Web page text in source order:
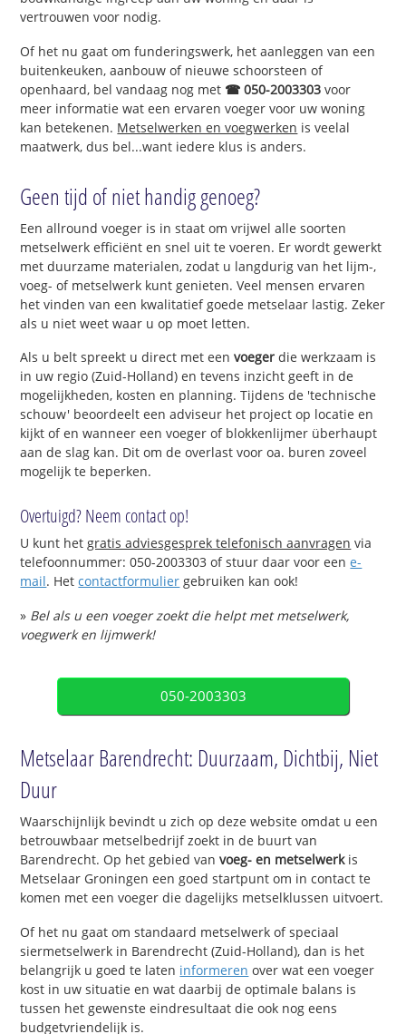
vertrouwen voor nodig.
Of het nu gaat om funderingswerk, het aanleggen van een
buitenkeuken, aanbouw of nieuwe schoorsteen of
openhaard, bel vandaag nog met ☎ 050-2003303 voor
meer informatie wat een ervaren voeger voor uw woning
kan betekenen. Metselwerken en voegwerken is veelal
maatwerk, dus bel...want iedere klus is anders.
Geen tijd of niet handig genoeg?
Een allround voeger is in staat om vrijwel alle soorten
metselwerk efficiënt en snel uit te voeren. Er wordt gewerkt
met duurzame materialen, zodat u langdurig van het lijm-,
voeg- of metselwerk kunt genieten. Veel mensen ervaren
het vinden van een kwalitatief goede metselaar lastig. Zeker
als u niet weet waar u op moet letten.
Als u belt spreekt u direct met eenvoeger die werkzaam is
in uw regio (Zuid-Holland) en tevens inzicht geeft in de
mogelijkheden, kosten en planning. Tijdens de 'technische
schouw' beoordeelt een adviseur het project op locatie en
kijkt of en wanneer een voeger of blokkenlijmer überhaupt
aan de slag kan. Dit om de overlast voor oa. buren zoveel
mogelijk te beperken.
Overtuigd? Neem contact op!
U kunt hetgratis adviesgesprek telefonisch aanvragen via
telefoonnummer: 050-2003303 of stuur daar voor eene-
mail. Hetcontactformulier gebruiken kan ook!
» Bel als u een voeger zoekt die helpt met metselwerk,
voegwerk en lijmwerk!
050-2003303
Metselaar Barendrecht: Duurzaam, Dichtbij, Niet
Duur
Waarschijnlijk bevindt u zich op deze website omdat u een
betrouwbaar metselbedrijf zoekt in de buurt van
Barendrecht. Op het gebied van voeg- en metselwerkis
Metselaar Groningen een goed startpunt om in contact te
komen met een voeger die dagelijks metselklussen uitvoert.
Of het nu gaat om standaard metselwerk of speciaal
siermetselwerk in Barendrecht (Zuid-Holland), dan is het
belangrijk u goed te laten informeren over wat een voeger
kost in uw situatie en wat daarbij de optimale balans is
tussen het gewenste eindresultaat die ook nog eens
budgetvriendelijk is.